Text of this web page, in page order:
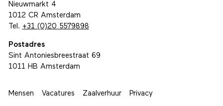
Nieuwmarkt 4
1012 CR Amsterdam
Tel. +31 (0)20 5579898
Postadres
Sint Antoniesbreestraat 69
1011 HB Amsterdam
Mensen Vacatures Zaalverhuur Privacy